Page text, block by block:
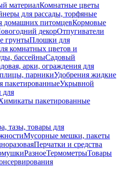
материалКомнатные цветы
для рассады, торфяные
домашних питомцевКормовые
декорОтпугиватели
грунтыПлошки для
комнатных цветов и
бассейныСадовый
арки, ограждения для
парникиУдобрения жидкие
пакетированныеУкрывной
для
пакетированные
тазы, товары для
Мусорные мешки, пакеты
Перчатки и средства
РазноеТермометрыТовары